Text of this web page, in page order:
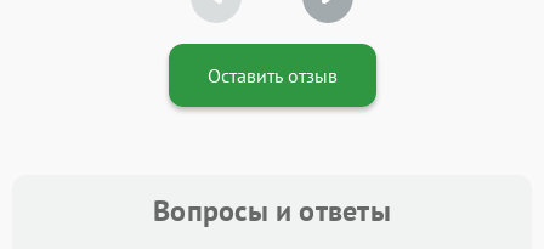
Оставить отзыв
Вопросы и ответы